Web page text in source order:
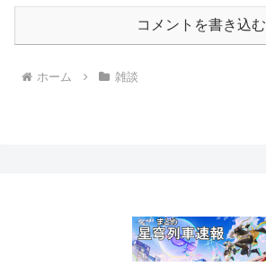
コメントを書き込む
ホーム 雑談